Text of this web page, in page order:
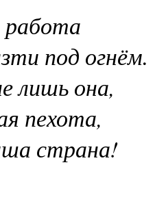
работа
под огнём.
лишь она,
пехота,
страна!